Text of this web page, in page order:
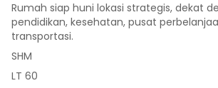
Rumah siap huni lokasi strategis, dekat
pendidikan, kesehatan, pusat
transportasi.
SHM
LT 60